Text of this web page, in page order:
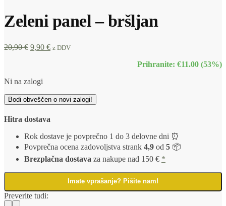
Zeleni panel – bršljan
20,90€ 9,90 € z DDV
Prihranite: €11.00 (53%)
Ni na zalogi
Bodi obveščen o novi zalogi!
Hitra dostava
Rok dostave je povprečno 1 do 3 delovne dni ⏰
Povprečna ocena zadovoljstva strank 4,9 od 5 📦
Brezplačna dostava za nakupe nad 150 € *
Imate vprašanje? Pišite nam!
Preverite tudi: